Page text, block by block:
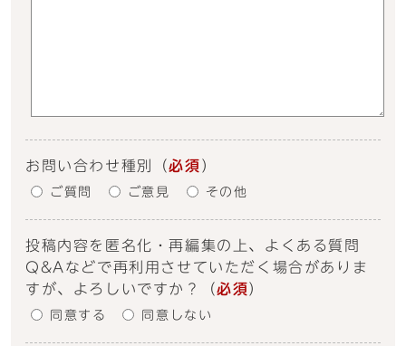
お問い合わせ種別 （必須 ）
ご質問 ご意見 その他
投稿内容を匿名化・再編集の上、よくある質問
Q&Aなどで再利用させていただく場合がありま
すが、よろしいですか？
（必須 ）
同意する 同意しない